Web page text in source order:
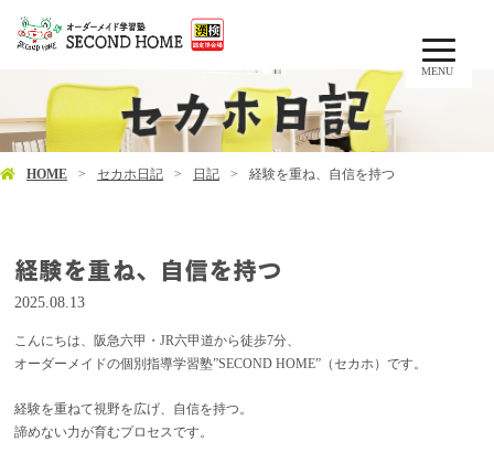
MENU
HOME セカホ日記 日記 経験を重ね、自信を持つ
経験を重ね、自信を持つ
2025.08.13
こんにちは、阪急六甲・JR六甲道から徒歩7分、
オーダーメイドの個別指導学習塾”SECOND HOME”（セカホ）です。
経験を重ねて視野を広げ、自信を持つ。
諦めない力が育むプロセスです。